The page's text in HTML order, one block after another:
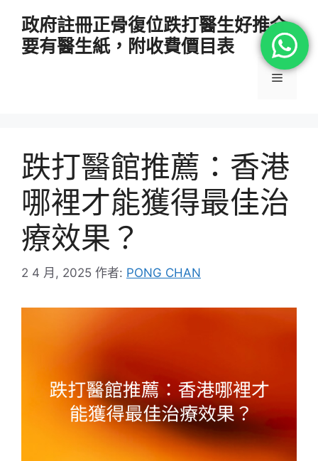
政府註冊正骨復位跌打醫生好推介
要有醫生紙，附收費價目表
選
跌打醫館推薦：香港
哪裡才能獲得最佳治
療效果？
2 4 月, 2025 作者: PONG CHAN